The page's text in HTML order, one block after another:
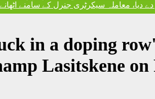
معاملہ سیکرٹری جنرل کے سامنے اٹھانے
in a doping
Lasitskene on